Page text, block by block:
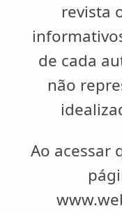
revista
de cada
não
Ao acessar